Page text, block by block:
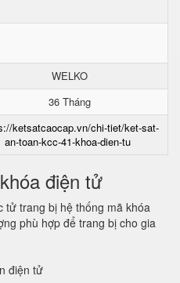
WELKO
36 Tháng
ketsatcaocap.vn/chi-tiet/ket-sat-
an-toan-kcc-41-khoa-dien-tu
điện tử
tử trang bị hệ thống mã khóa
phù hợp để trang bị cho gia